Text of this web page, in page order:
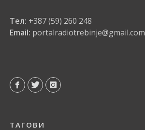
Тел: +387 (59) 260 248
Email: portalradiotrebinje@gmail.com
ТАГОВИ